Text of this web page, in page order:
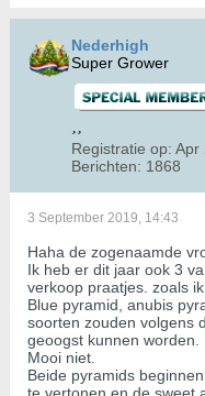
Nederhigh
Super Grower
Registratie op: Apr
Berichten: 1868
3 September 2019, 14:43
Haha de zogenaamde
Ik heb er dit jaar ook 3
verkoop praatjes. zoals
Blue pyramid, anubis
soorten zouden volgens
geoogst kunnen worden.
Mooi niet.
Beide pyramids